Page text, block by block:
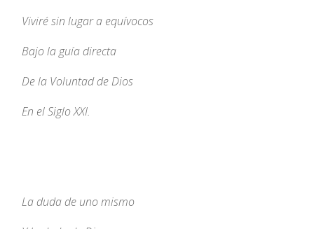
Viviré sin lugar a equívocos
Bajo la guía directa
De la Voluntad de Dios
En el Siglo XXI.
La duda de uno mismo